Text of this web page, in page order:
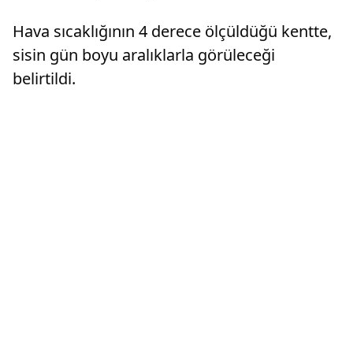
Hava sıcaklığının 4 derece ölçüldüğü kentte,
sisin gün boyu aralıklarla görüleceği
belirtildi.